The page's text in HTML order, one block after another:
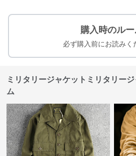
購入時のル
必ず購入前にお読みく
ミリタリージャケットミリタリー
ム